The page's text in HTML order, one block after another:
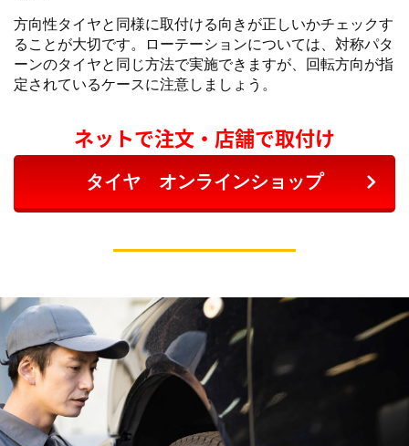
方向性タイヤと同様に取付ける向きが正しいかチェックす
ることが大切です。ローテーションについては、対称パタ
ーンのタイヤと同じ方法で実施できますが、回転方向が指
定されているケースに注意しましょう。
ネットで注文・店舗で取付け
タイヤ オンラインショップ